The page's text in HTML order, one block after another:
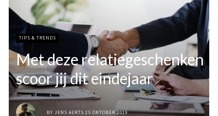
TIPS & TRENDS
Met deze relatiegeschenken
scoor jij dit eindejaar
BY JENS AERTS 25 OKTOBER 2019